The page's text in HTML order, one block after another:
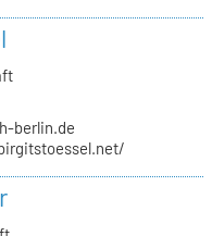
berlin.de